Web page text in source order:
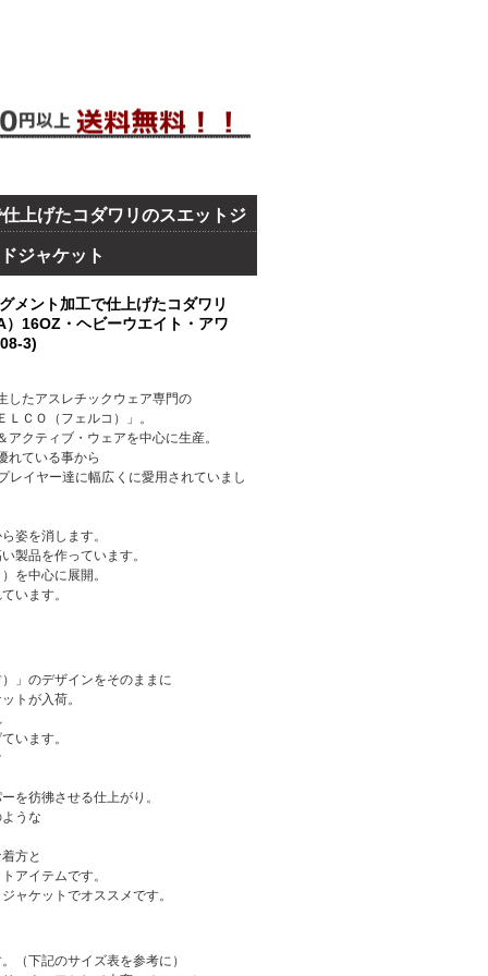
上げたコダワリのスエットジ
ジャケット
ント加工で仕上げたコダワリ
16OZ・ヘビーウエイト・アワ
3)
したアスレチックウェア専門の
ＣＯ（フェルコ）」。
クティブ・ウェアを中心に生産。
れている事から
レイヤー達に幅広くに愛用されていまし
姿を消します。
製品を作っています。
を中心に展開。
います。
」のデザインをそのままに
トが入荷。
います。
を彷彿させる仕上がり。
うな
方と
アイテムです。
ャケットでオススメです。
（下記のサイズ表を参考に）